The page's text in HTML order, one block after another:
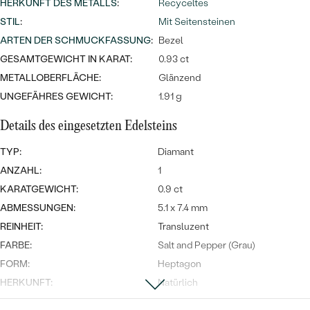
Wave Kollektion
ANSEHEN
NACH DER FARBE
NACH DER FORM
MASSGEFERTIGTER
Ohrrinnge
ANSEHEN
Personalisierte
Halsketten
Meistverkaufte
Ringe
ANSEHEN
HERKUNFT DES METALLS:
Recyceltes
STIL:
Mit Seitensteinen
ARTEN DER SCHMUCKFASSUNG: Bezel
GESAMTGEWICHT IN KARAT:
0.93 ct
METALLOBERFLÄCHE:
Glänzend
UNGEFÄHRES GEWICHT:
1.91 g
Details des eingesetzten Edelsteins
TYP:
Diamant
ANZAHL:
1
KARATGEWICHT:
0.9 ct
ABMESSUNGEN:
5.1 x 7.4 mm
REINHEIT:
Transluzent
FARBE:
Salt and Pepper (Grau)
FORM:
Heptagon
HERKUNFT:
Natürlich